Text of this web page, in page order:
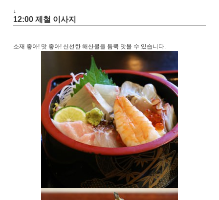
↓
12:00 제철 이사지
소재 좋아! 맛 좋아! 신선한 해산물을 듬뿍 맛볼 수 있습니다.